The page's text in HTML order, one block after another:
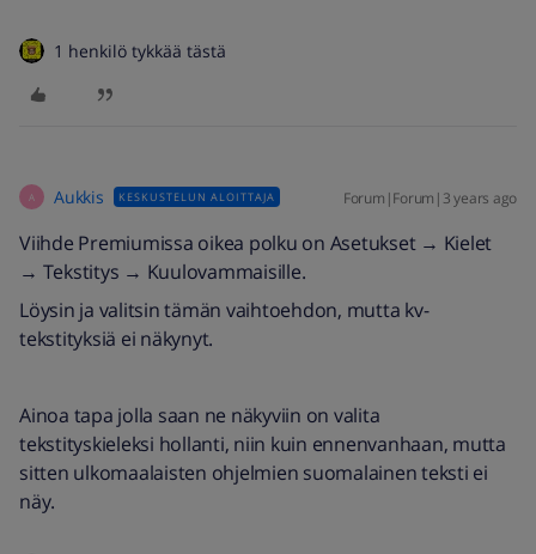
1 henkilö tykkää tästä
A Aukkis KESKUSTELUN ALOITTAJA Forum|Forum|3 years ago
Viihde Premiumissa oikea polku on Asetukset → Kielet
→ Tekstitys → Kuulovammaisille.
Löysin ja valitsin tämän vaihtoehdon, mutta kv-
tekstityksiä ei näkynyt.
Ainoa tapa jolla saan ne näkyviin on valita
tekstityskieleksi hollanti, niin kuin ennenvanhaan, mutta
sitten ulkomaalaisten ohjelmien suomalainen teksti ei
näy.